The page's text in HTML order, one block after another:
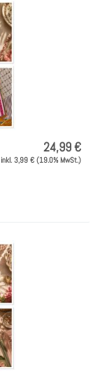
24,99 €
inkl. 3,99 € (19.0% MwSt.)